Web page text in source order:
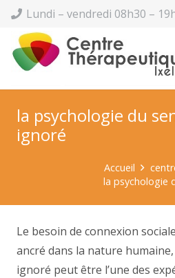
Lundi – vendredi 08h30 –
la psychologie du
ignoré
Accueil
la psychologie
Le besoin de connexion
ancré dans la nature
ignoré peut être l’une des